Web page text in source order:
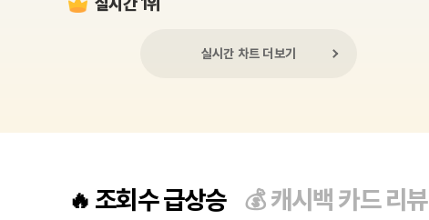
실시간 차트 더보기
🔥 조회수 급상승 💰캐시백 카드 리뷰